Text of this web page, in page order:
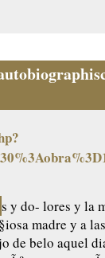
s y do- lores y la
madre y a
de belo aquel